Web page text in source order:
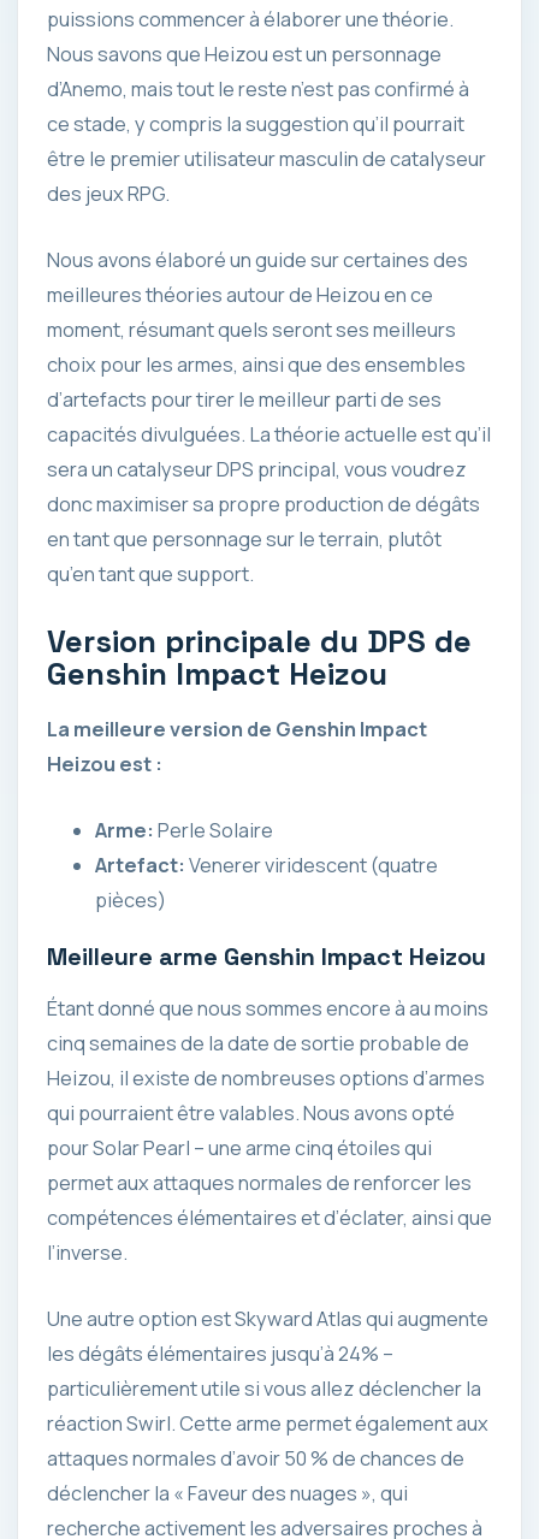
puissions commencer à élaborer une théorie.
Nous savons que Heizou est un personnage
d’Anemo, mais tout le reste n’est pas confirmé à
ce stade, y compris la suggestion qu’il pourrait
être le premier utilisateur masculin de catalyseur
des jeux RPG.
Nous avons élaboré un guide sur certaines des
meilleures théories autour de Heizou en ce
moment, résumant quels seront ses meilleurs
choix pour les armes, ainsi que des ensembles
d’artefacts pour tirer le meilleur parti de ses
capacités divulguées. La théorie actuelle est qu’il
sera un catalyseur DPS principal, vous voudrez
donc maximiser sa propre production de dégâts
en tant que personnage sur le terrain, plutôt
qu’en tant que support.
Version principale du DPS de
Genshin Impact Heizou
La meilleure version de Genshin Impact
Heizou est :
Arme: Perle Solaire
Artefact: Venerer viridescent (quatre
pièces)
Meilleure arme Genshin Impact Heizou
Étant donné que nous sommes encore à au moins
cinq semaines de la date de sortie probable de
Heizou, il existe de nombreuses options d’armes
qui pourraient être valables. Nous avons opté
pour Solar Pearl – une arme cinq étoiles qui
permet aux attaques normales de renforcer les
compétences élémentaires et d’éclater, ainsi que
l’inverse.
Une autre option est Skyward Atlas qui augmente
les dégâts élémentaires jusqu’à 24% –
particulièrement utile si vous allez déclencher la
réaction Swirl. Cette arme permet également aux
attaques normales d’avoir 50 % de chances de
déclencher la « Faveur des nuages », qui
recherche activement les adversaires proches à